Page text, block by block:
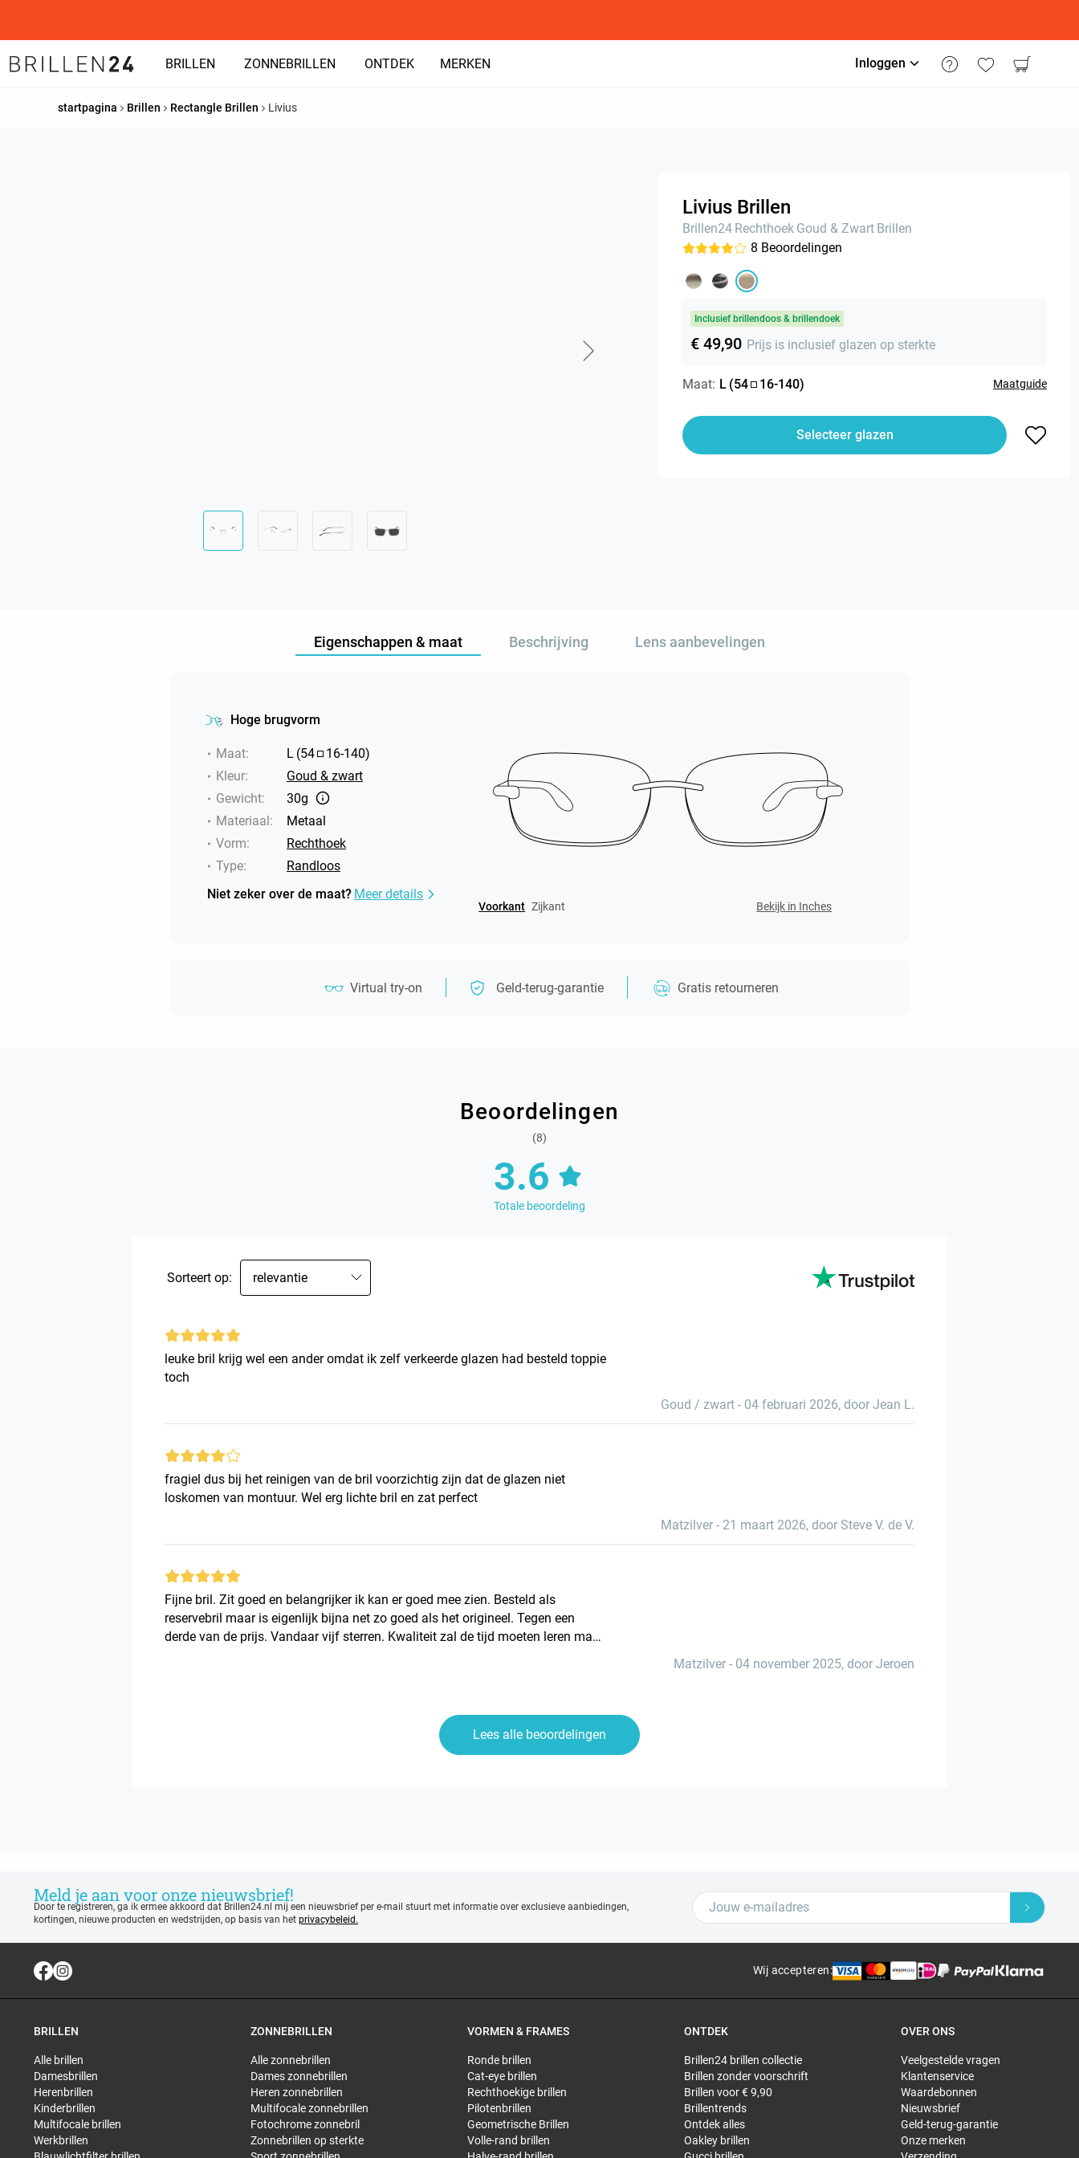
BRILLEN ZONNEBRILLEN ONTDEK MERKEN Inloggen
startpagina Brillen Rectangle Brillen Livius
Livius Brillen
Brillen24 Rechthoek Goud & Zwart Brillen
8 Beoordelingen
Inclusief brillendoos & brillendoek
€ 49,90 Prijs is inclusief glazen op sterkte
Maat: L (54 16-140) Maatguide
Selecteer glazen
Eigenschappen & maat Beschrijving Lens aanbevelingen
Hoge brugvorm
Maat: L (54 16-140)
Kleur:
Goud & zwart
Gewicht:
30g
Materiaal:
Metaal
Vorm:
Rechthoek
Type:
Randloos
Niet zeker over de maat? Meer details
Voorkant Zijkant Bekijk in Inches
Virtual try-on Geld-terug-garantie Gratis retourneren
Beoordelingen
(8)
3.6
Totale beoordeling
Sorteert op: relevantie
leuke bril krijg wel een ander omdat ik zelf verkeerde glazen had besteld toppie
toch
Goud / zwart - 04 februari 2026, door Jean L.
fragiel dus bij het reinigen van de bril voorzichtig zijn dat de glazen niet
loskomen van montuur. Wel erg lichte bril en zat perfect
Matzilver - 21 maart 2026, door Steve V. de V.
Fijne bril. Zit goed en belangrijker ik kan er goed mee zien. Besteld als
reservebril maar is eigenlijk bijna net zo goed als het origineel. Tegen een
derde van de prijs. Vandaar vijf sterren. Kwaliteit zal de tijd moeten leren maar
Matzilver - 04 november 2025, door Jeroen
Lees alle beoordelingen
Meld je aan voor onze nieuwsbrief!
Door te registreren, ga ik ermee akkoord dat Brillen24.nl mij een nieuwsbrief per e-mail stuurt met informatie over exclusieve aanbiedingen,
kortingen, nieuwe producten en wedstrijden, op basis van het privacybeleid.
Wij accepteren:
BRILLEN
Alle brillen
Damesbrillen
Herenbrillen
Kinderbrillen
Multifocale brillen
Werkbrillen
ZONNEBRILLEN
Alle zonnebrillen
Dames zonnebrillen
Heren zonnebrillen
Multifocale zonnebrillen
Fotochrome zonnebril
Zonnebrillen op sterkte
VORMEN & FRAMES
Ronde brillen
Cat-eye brillen
Rechthoekige brillen
Pilotenbrillen
Geometrische Brillen
Volle-rand brillen
ONTDEK
Brillen24 brillen collectie
Brillen zonder voorschrift
Brillen voor € 9,90
Brillentrends
Ontdek alles
Oakley brillen
OVER ONS
Veelgestelde vragen
Klantenservice
Waardebonnen
Nieuwsbrief
Geld-terug-garantie
Onze merken